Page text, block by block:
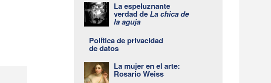
La espeluznante
verdad deLa chica de
la aguja
Política de privacidad
de datos
La mujer en el arte:
Rosario Weiss